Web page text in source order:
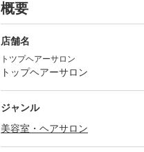
概要
店舗名
トツプヘアーサロン
トップヘアーサロン
ジャンル
美容室・ヘアサロン